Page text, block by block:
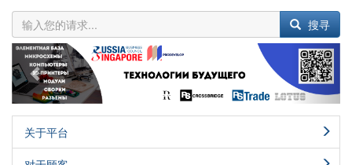
搜寻
Previous Next
关于平台